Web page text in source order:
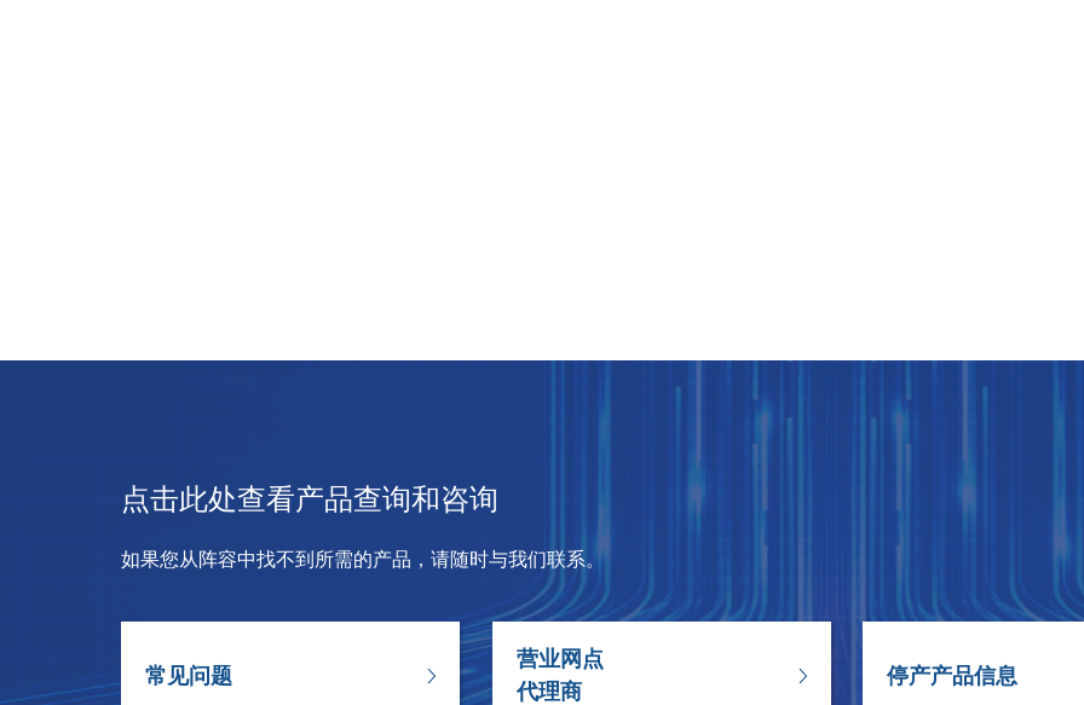
点击此处查看产品查询和咨询
如果您从阵容中找不到所需的产品，请随时与我们联系。
常见问题
营业网点
代理商
停产产品信息